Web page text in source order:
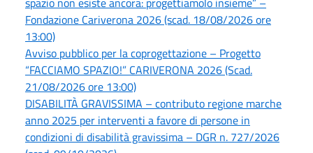
Fondazione Cariverona 2026 (scad. 18/08/2026 ore
13:00)
Avviso pubblico per la coprogettazione – Progetto
“FACCIAMO SPAZIO!” CARIVERONA 2026 (Scad.
21/08/2026 ore 13:00)
DISABILITÀ GRAVISSIMA – contributo regione marche
anno 2025 per interventi a favore di persone in
condizioni di disabilità gravissima – DGR n. 727/2026